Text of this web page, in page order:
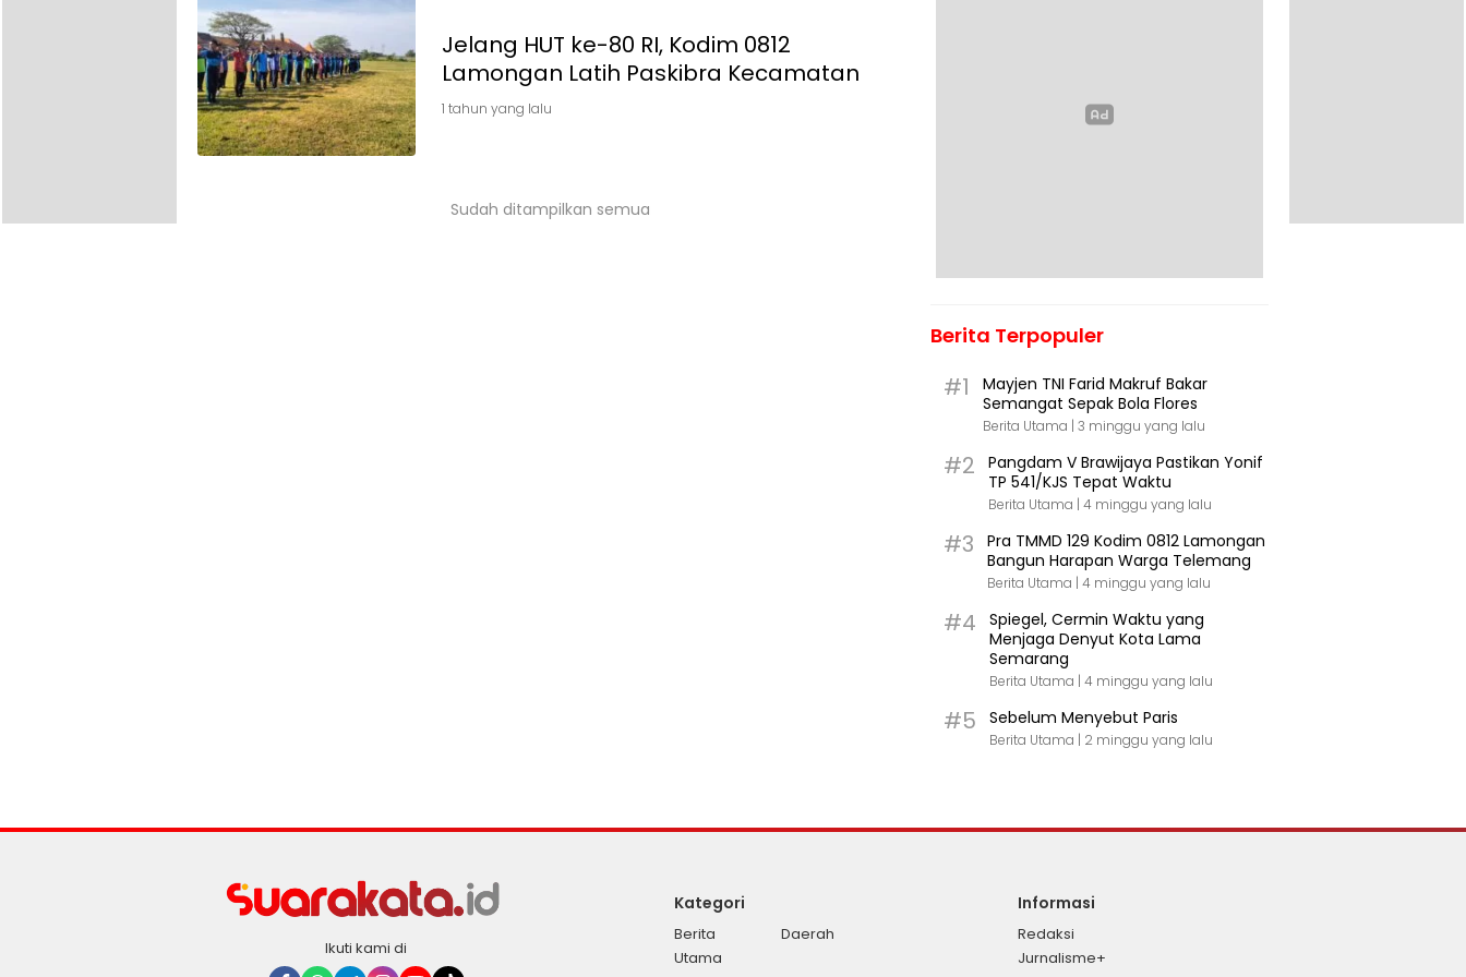
Jelang HUT ke-80 RI, Kodim 0812
Lamongan Latih Paskibra Kecamatan
1 tahun yang lalu
Sudah ditampilkan semua
Berita Terpopuler
#1
Mayjen TNI Farid Makruf Bakar
Semangat Sepak Bola Flores
Berita Utama | 3 minggu yang lalu
#2
Pangdam V Brawijaya Pastikan Yonif
TP 541/KJS Tepat Waktu
Berita Utama | 4 minggu yang lalu
#3
Pra TMMD 129 Kodim 0812 Lamongan
Bangun Harapan Warga Telemang
Berita Utama | 4 minggu yang lalu
#4
Spiegel, Cermin Waktu yang
Menjaga Denyut Kota Lama
Semarang
Berita Utama | 4 minggu yang lalu
#5 Sebelum Menyebut Paris
Berita Utama | 2 minggu yang lalu
Ikuti kami di
Kategori
Berita
Utama
Daerah
Informasi
Redaksi
Jurnalisme+